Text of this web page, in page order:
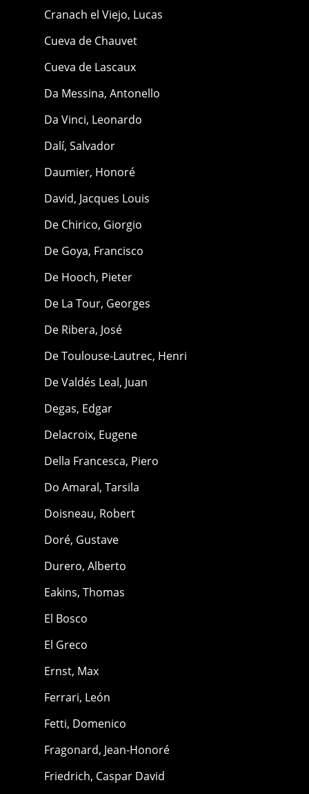
Cranach el Viejo, Lucas
Cueva de Chauvet
Cueva de Lascaux
Da Messina, Antonello
Da Vinci, Leonardo
Dalí, Salvador
Daumier, Honoré
David, Jacques Louis
De Chirico, Giorgio
De Goya, Francisco
De Hooch, Pieter
De La Tour, Georges
De Ribera, José
De Toulouse-Lautrec, Henri
De Valdés Leal, Juan
Degas, Edgar
Delacroix, Eugene
Della Francesca, Piero
Do Amaral, Tarsila
Doisneau, Robert
Doré, Gustave
Durero, Alberto
Eakins, Thomas
El Bosco
El Greco
Ernst, Max
Ferrari, León
Fetti, Domenico
Fragonard, Jean-Honoré
Friedrich, Caspar David